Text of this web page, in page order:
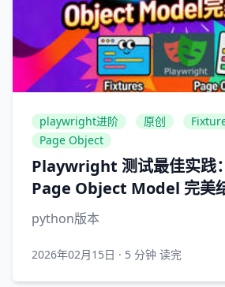
playwright进阶 原创
Page Object
Playwright 测试最佳实践
Page Object Model 完美
python版本
2026年02月15日 · 5 分钟 读完